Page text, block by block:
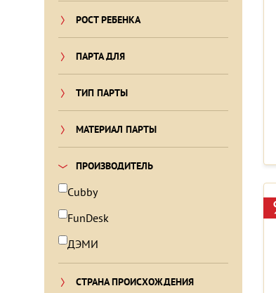
РОСТ РЕБЕНКА
ПАРТА ДЛЯ
ТИП ПАРТЫ
МАТЕРИАЛ ПАРТЫ
ПРОИЗВОДИТЕЛЬ
Cubby
FunDesk
ДЭМИ
СТРАНА ПРОИСХОЖДЕНИЯ